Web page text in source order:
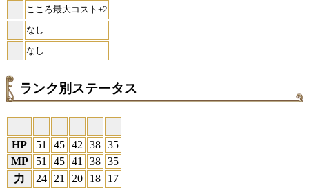
こころ最大コスト+2
なし
なし
ランク別ステータス
HP 51 45 42 38 35
MP
51 45 41 38 35
力
24 21 20 18
17